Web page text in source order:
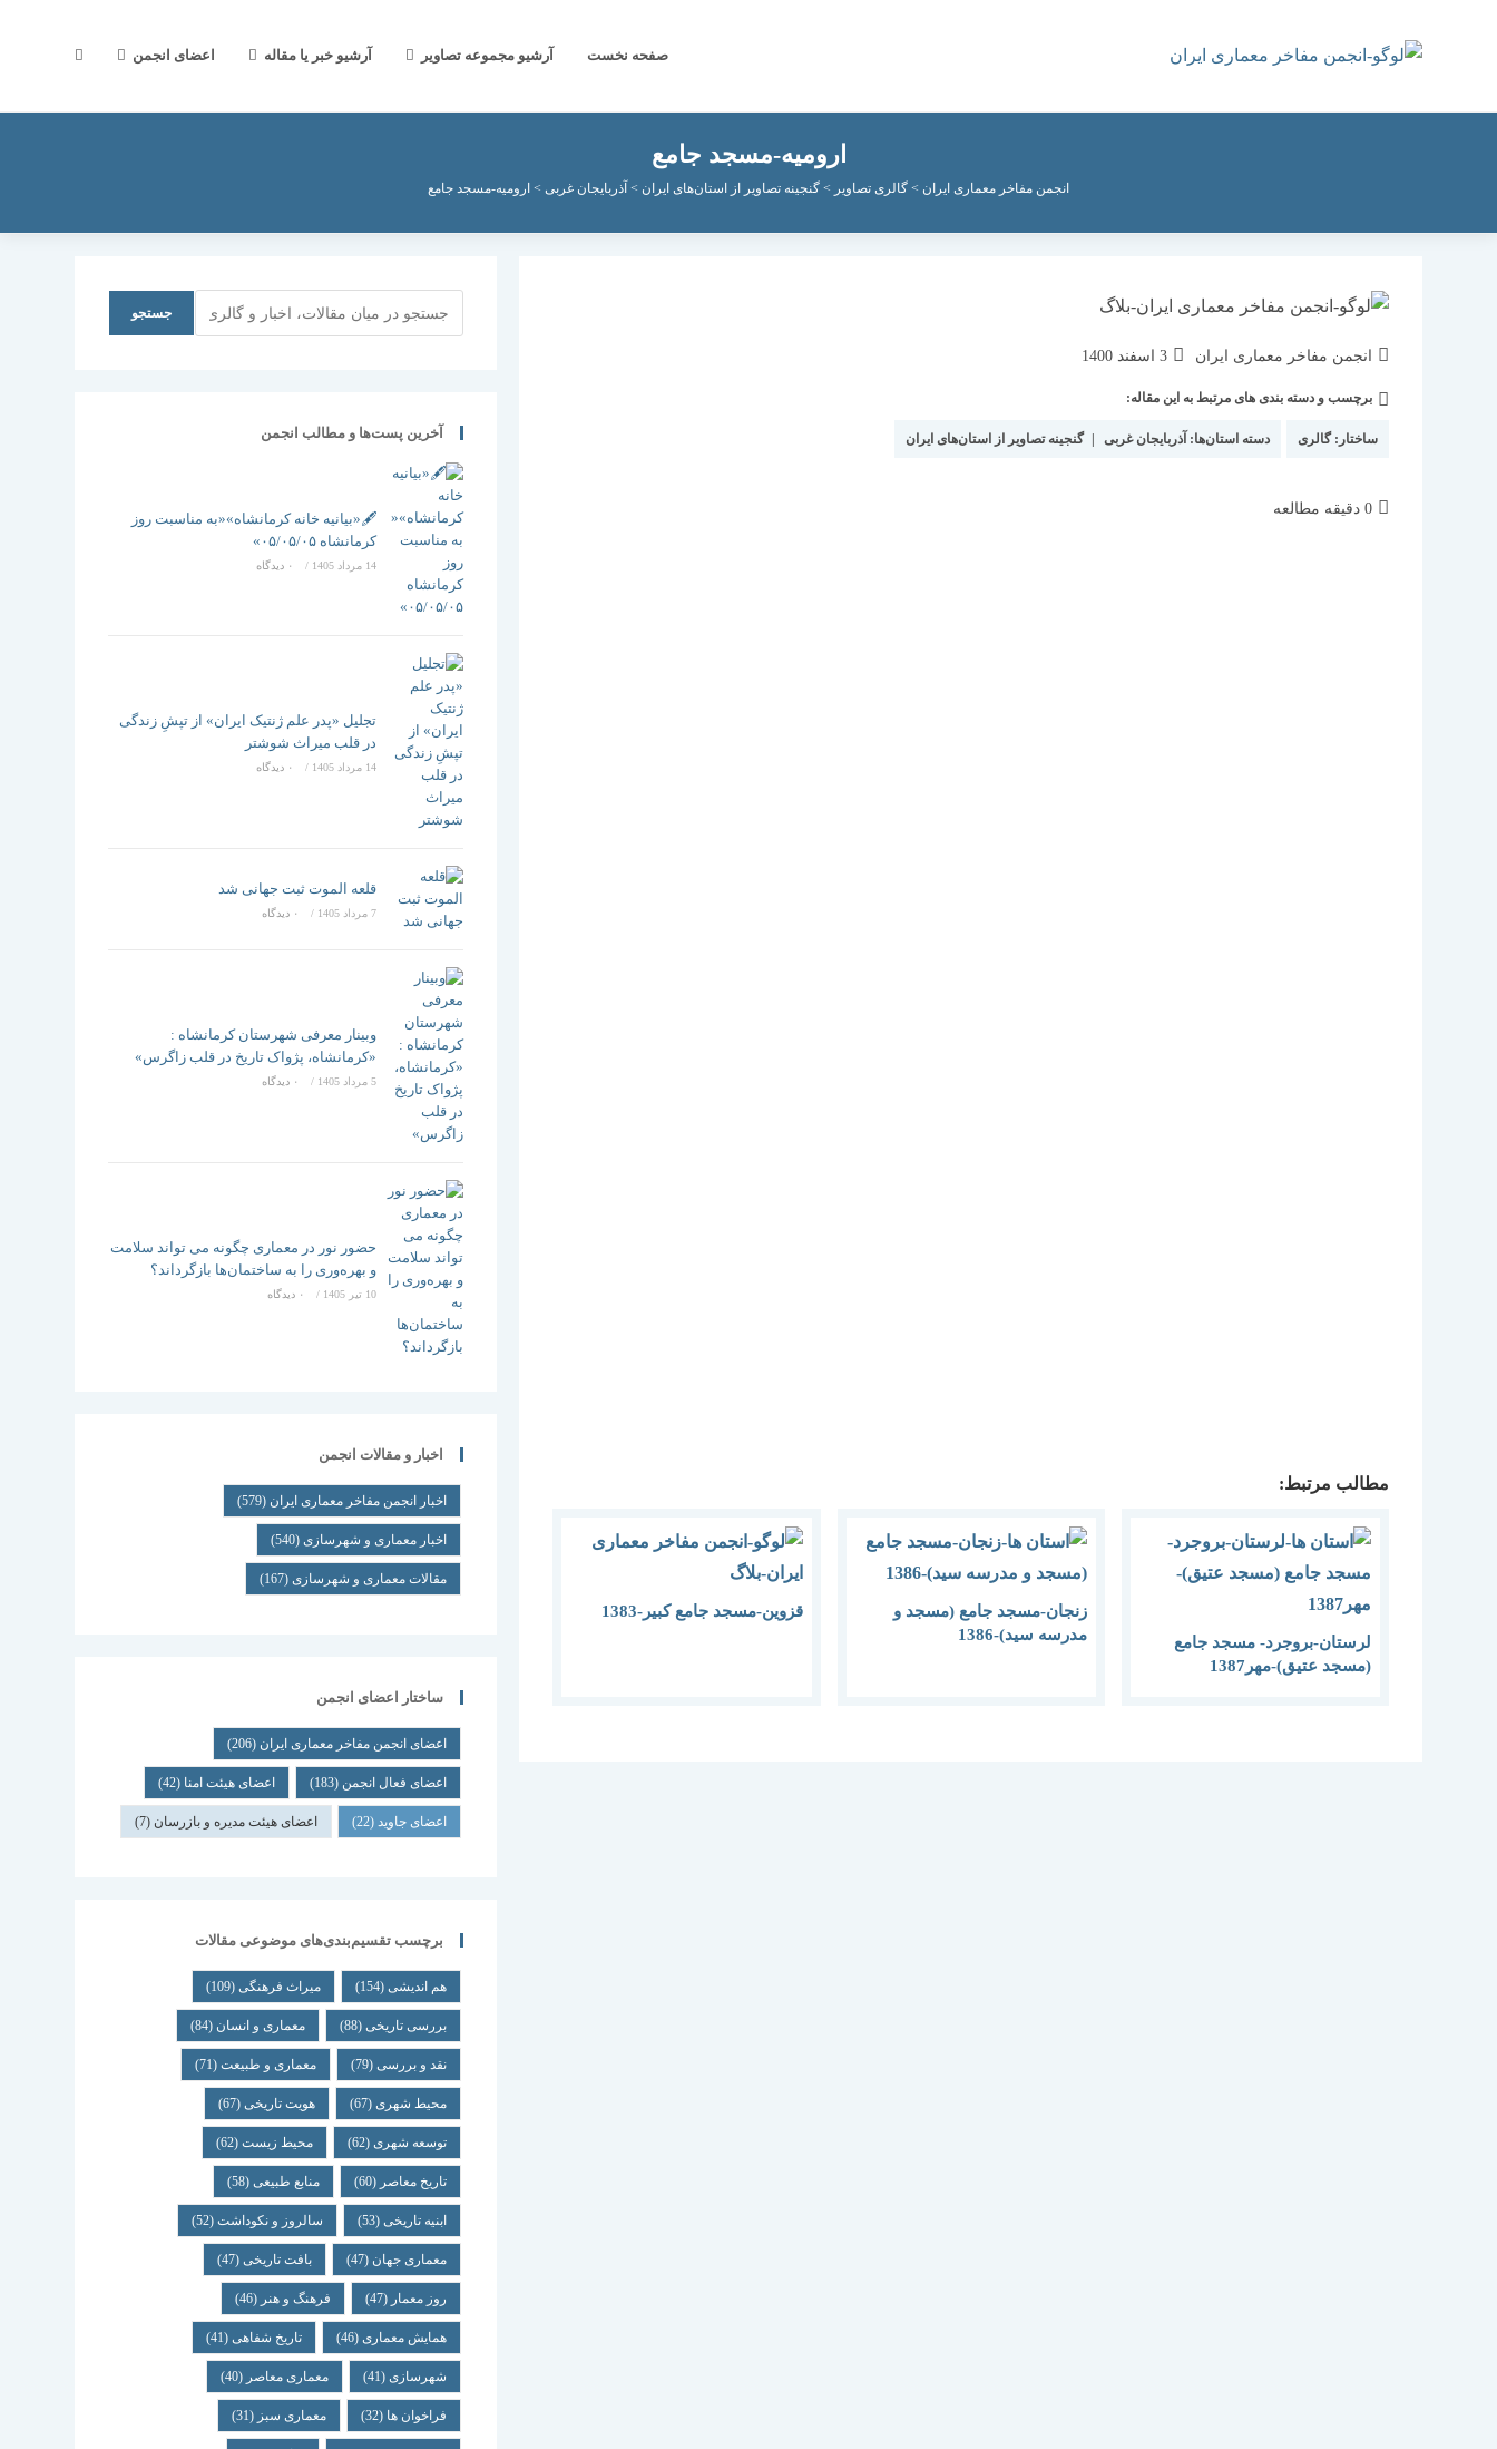
صفحه نخست آرشیو مجموعه تصاویر آرشیو خبر یا مقاله اعضای انجمن جستجوی
ارومیه-مسجد جامع
انجمن مفاخر معماری ایران > گالری تصاویر > گنجینه تصاویر از استان‌های ایران > آذربایجان غربی > ارومیه-مسجد جامع
نویسندهٔ
انجمن مفاخر معماری ایران
نوشته
شده
3 اسفند 1400
دسته‌برچسب و دسته بندی های مرتبط به این مقاله:
ساختار:گالری دسته استان‌ها: آذربایجان غربی گنجینه تصاویر از استان‌های ایران
زمان
0 دقیقه مطالعه
مطالب مرتبط:
لرستان-بروجرد- مسجد جامع
(مسجد عتیق)-مهر1387
زنجان-مسجد جامع (مسجد و
مدرسه سید)-1386
قزوین-مسجد جامع کبیر-1383
جستجو
آخرین پست‌ها و مطالب انجمن
🖋️«بیانیه خانه کرمانشاه»«به مناسبت روز
کرمانشاه ۰۵/۰۵/۰۵»
14 مرداد 1405 / ۰ دیدگاه
تجلیل «پدر علم ژنتیک ایران» از تپشِ زندگی
در قلب میراث شوشتر
14 مرداد 1405 / ۰ دیدگاه
قلعه الموت ثبت جهانی شد
7 مرداد 1405 / ۰ دیدگاه
وبینار معرفی شهرستان کرمانشاه :
«کرمانشاه، پژواک تاریخ در قلب زاگرس»
5 مرداد 1405 / ۰ دیدگاه
حضور نور در معماری چگونه می تواند سلامت
و بهره‌وری را به ساختمان‌ها بازگرداند؟
10 تیر 1405 / ۰ دیدگاه
اخبار و مقالات انجمن
اخبار انجمن مفاخر معماری ایران (579)
اخبار معماری و شهرسازی(540)
مقالات معماری و شهرسازی(167)
ساختار اعضای انجمن
اعضای انجمن مفاخر معماری ایران (206)
اعضای فعال انجمن (183) اعضای هیئت امنا (42)
اعضای جاوید(22) اعضای هیئت مدیره و بازرسان (7)
برچسب تقسیم‌بندی‌های موضوعی مقالات
هم اندیشی(154) میراث فرهنگی(109)
بررسی تاریخی(88) معماری و انسان (84)
نقد و بررسی(79) معماری و طبیعت(71)
محیط شهری(67) هویت تاریخی(67)
توسعه شهری(62) محیط زیست(62)
تاریخ معاصر (60) منابع طبیعی(58)
ابنیه تاریخی(53) سالروز و نکوداشت(52)
معماری جهان (47) بافت تاریخی(47)
روز معمار (47) فرهنگ و هنر (46)
همایش معماری(46) تاریخ شفاهی(41)
شهرسازی(41) معماری معاصر (40)
فراخوان ها (32) معماری سبز (31)